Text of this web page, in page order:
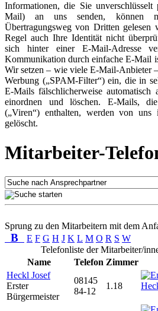
Informationen, die Sie
Mail) an uns senden, können
Übertragungsweg von Dritten
Regel auch Ihre Identität nicht
sich hinter einer E-Mail-Adresse
Kommunikation durch einfache E-Mail
Wir setzen – wie viele E-Mail-Anbieter
Werbung („SPAM-Filter“) ein, die in
E-Mails fälschlicherweise automatisch
einordnen und löschen. E-Mails, die
(„Viren“) enthalten, werden von uns
gelöscht.
Mitarbeiter-
Sprung zu den Mitarbeitern mit dem
B E F G H J K L M O R S W
Telefonliste der Mitarbeiter/
Name
Telefon Zimmer
Heckl Josef
Erster
Bürgermeister
08145
84-12
1.18